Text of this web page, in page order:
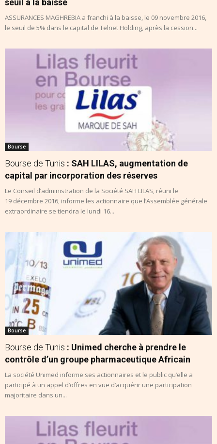
seuil à la baisse
ASSURANCES MAGHREBIA a franchi à la baisse, le 09 novembre 2016,
le seuil de 5% dans le capital de Telnet Holding, après la cession...
Bourse
Bourse de Tunis : SAH LILAS, augmentation de
capital par incorporation des réserves
Le Conseil d’administration de la Société SAH LILAS, réuni le
19 décembre 2016, informe les actionnaire que l’Assemblée générale
extraordinaire se tiendra le lundi 16...
Bourse
Bourse de Tunis : Unimed cherche à prendre le
contrôle d’un groupe pharmaceutique Africain
La société Unimed informe ses actionnaires et le public qu’elle a
participé à un appel d’offres en vue d’acquérir une participation
majoritaire dans un...